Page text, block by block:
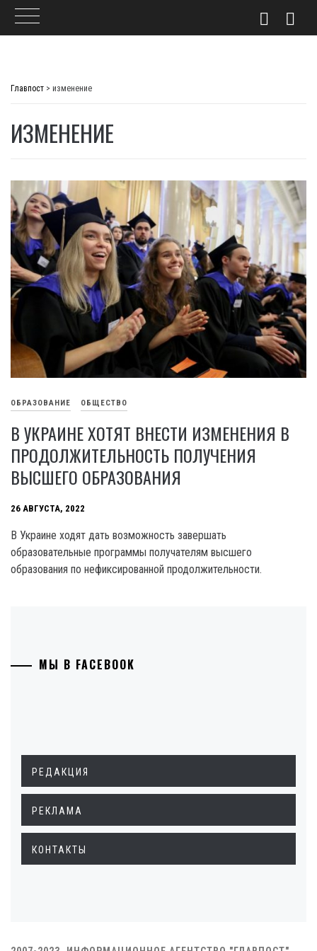
Главпост > изменение
ИЗМЕНЕНИЕ
ОБРАЗОВАНИЕ ОБЩЕСТВО
В УКРАИНЕ ХОТЯТ ВНЕСТИ ИЗМЕНЕНИЯ В
ПРОДОЛЖИТЕЛЬНОСТЬ ПОЛУЧЕНИЯ
ВЫСШЕГО ОБРАЗОВАНИЯ
26 АВГУСТА, 2022
В Украине ходят дать возможность завершать
образовательные программы получателям высшего
образования по нефиксированной продолжительности.
МЫ В FACEBOOK
РЕДАКЦИЯ
РЕКЛАМА
КОНТАКТЫ